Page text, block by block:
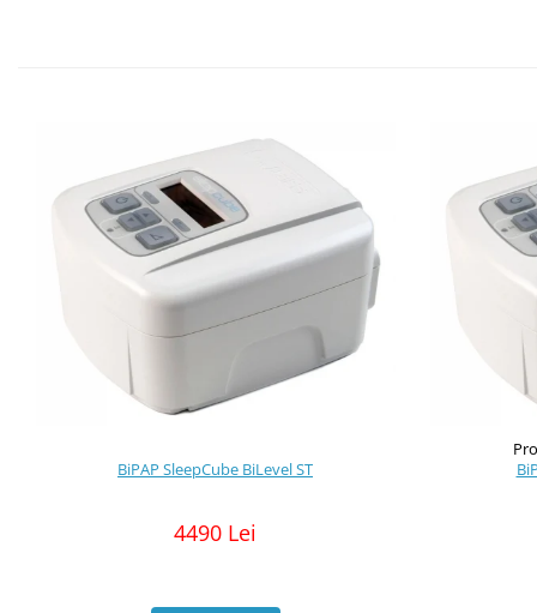
BiPAP SleepCube BiLevel ST
4490 Lei